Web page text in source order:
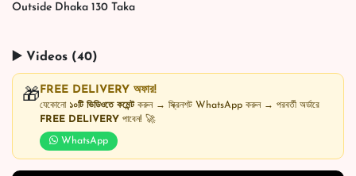
Outside Dhaka 130 Taka
▶️ Videos (40)
🎁 FREE DELIVERY অফার!
যেকোনো ১০টি ভিডিওতে কমেন্টকরুন → স্ক্রিনশট WhatsApp করুন → পরবর্তী অর্ডারে
FREE DELIVERY পাবেন! 🚀
WhatsApp